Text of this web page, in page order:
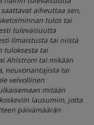
aiheuttaa sen,
tulos tai
tulevaisuutta
ilmaistusta tai niistä
tuloksesta tai
Ahlstrom tai mikään
neuvonantajista tai
velvollinen
mitään
lausumiin, jotta
päivämäärän